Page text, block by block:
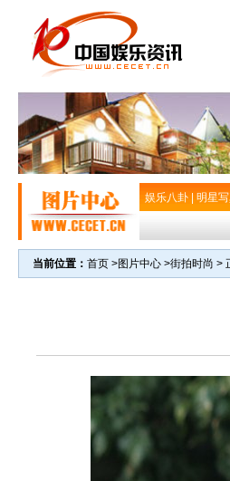
娱乐八卦 明星
当前位置： 首页 >图片中心 >街拍时尚 >